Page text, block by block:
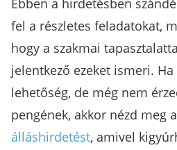
Ebben a hirdetésben
fel a részletes feladatokat,
hogy a szakmai
jelentkező ezeket ismeri.
lehetőség, de még nem
pengének, akkor nézd meg a
álláshirdetést, amivel